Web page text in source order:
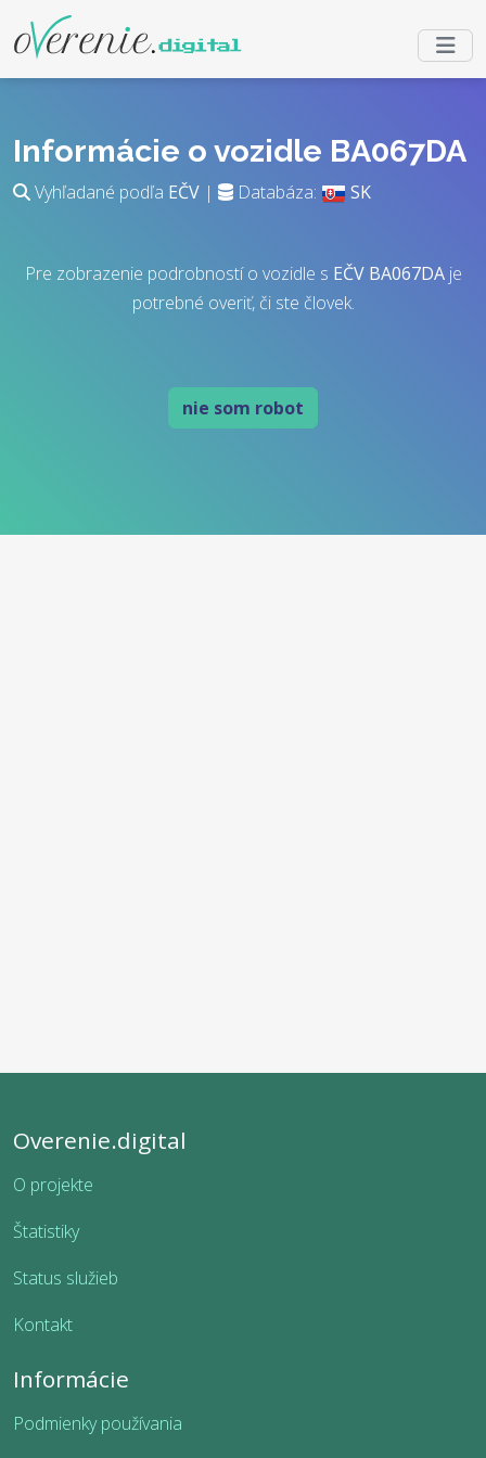
Informácie o vozidle BA067DA
Vyhľadané podľa EČV | Databáza: SK
Pre zobrazenie podrobností o vozidle s EČV BA067DAje
potrebné overiť, či ste človek.
nie som robot
Overenie.digital
O projekte
Štatistiky
Status služieb
Kontakt
Informácie
Podmienky používania